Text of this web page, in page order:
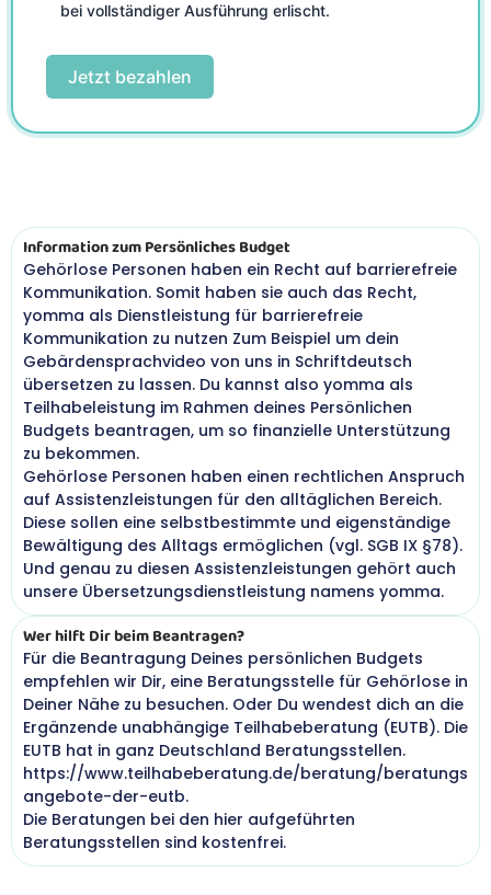
bei vollständiger Ausführung erlischt.
Jetzt bezahlen
Information zum Persönliches Budget
Gehörlose Personen haben ein Recht auf barrierefreie
Kommunikation. Somit haben sie auch das Recht,
yomma als Dienstleistung für barrierefreie
Kommunikation zu nutzen Zum Beispiel um dein
Gebärdensprachvideo von uns in Schriftdeutsch
übersetzen zu lassen. Du kannst also yomma als
Teilhabeleistung im Rahmen deines Persönlichen
Budgets beantragen, um so finanzielle Unterstützung
zu bekommen.
Gehörlose Personen haben einen rechtlichen Anspruch
auf Assistenzleistungen für den alltäglichen Bereich.
Diese sollen eine selbstbestimmte und eigenständige
Bewältigung des Alltags ermöglichen (vgl. SGB IX §78).
Und genau zu diesen Assistenzleistungen gehört auch
unsere Übersetzungsdienstleistung namens yomma.
Wer hilft Dir beim Beantragen?
Für die Beantragung Deines persönlichen Budgets
empfehlen wir Dir, eine Beratungsstelle für Gehörlose in
Deiner Nähe zu besuchen. Oder Du wendest dich an die
Ergänzende unabhängige Teilhabeberatung (EUTB). Die
EUTB hat in ganz Deutschland Beratungsstellen.
https://www.teilhabeberatung.de/beratung/beratungs
angebote-der-eutb.
Die Beratungen bei den hier aufgeführten
Beratungsstellen sind kostenfrei.